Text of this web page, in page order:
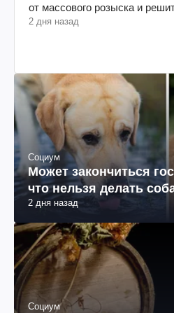
от массового розыска и
2 дня назад
Социум
Может закончиться
что нельзя делать
2 дня назад
Социум